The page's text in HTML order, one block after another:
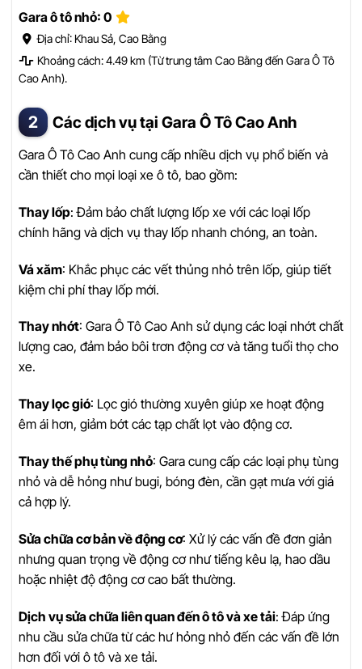
Gara ô tô nhỏ: 0
Địa chỉ: Khau Sả, Cao Bằng
Khoảng cách: 4.49 km (Từ trung tâm Cao Bằng đến Gara Ô Tô
Cao Anh).
Các dịch vụ tại Gara Ô Tô Cao Anh
Gara Ô Tô Cao Anh cung cấp nhiều dịch vụ phổ biến và
cần thiết cho mọi loại xe ô tô, bao gồm:
Thay lốp: Đảm bảo chất lượng lốp xe với các loại lốp
chính hãng và dịch vụ thay lốp nhanh chóng, an toàn.
Vá xăm: Khắc phục các vết thủng nhỏ trên lốp, giúp tiết
kiệm chi phí thay lốp mới.
Thay nhớt: Gara Ô Tô Cao Anh sử dụng các loại nhớt chất
lượng cao, đảm bảo bôi trơn động cơ và tăng tuổi thọ cho
xe.
Thay lọc gió: Lọc gió thường xuyên giúp xe hoạt động
êm ái hơn, giảm bớt các tạp chất lọt vào động cơ.
Thay thế phụ tùng nhỏ: Gara cung cấp các loại phụ tùng
nhỏ và dễ hỏng như bugi, bóng đèn, cần gạt mưa với giá
cả hợp lý.
Sửa chữa cơ bản về động cơ: Xử lý các vấn đề đơn giản
nhưng quan trọng về động cơ như tiếng kêu lạ, hao dầu
hoặc nhiệt độ động cơ cao bất thường.
Dịch vụ sửa chữa liên quan đến ô tô và xe tải: Đáp ứng
nhu cầu sửa chữa từ các hư hỏng nhỏ đến các vấn đề lớn
hơn đối với ô tô và xe tải.